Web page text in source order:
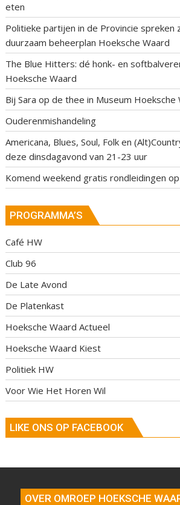
eten
Politieke partijen in de Provincie spreken
duurzaam beheerplan Hoeksche Waard
The Blue Hitters: dé honk- en
Hoeksche Waard
Bij Sara op de thee in Museum Hoeksche
Ouderenmishandeling
Americana, Blues, Soul, Folk en
deze dinsdagavond van 21-23 uur
Komend weekend gratis rondleidingen
PROGRAMMA’S
Café HW
Club 96
De Late Avond
De Platenkast
Hoeksche Waard Actueel
Hoeksche Waard Kiest
Politiek HW
Voor Wie Het Horen Wil
LIKE ONS OP FACEBOOK
OVER OMROEP HOEKSCHE